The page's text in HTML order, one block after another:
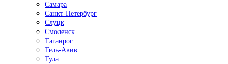
Самара
Санкт-Петербург
Слуцк
Смоленск
Таганрог
Тель-Авив
Тула